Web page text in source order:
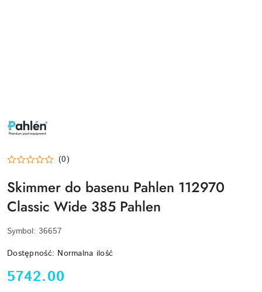
LOGO
(0)
Skimmer do basenu Pahlen 112970
Classic Wide 385 Pahlen
Symbol: 36657
Dostępność: Normalna ilość
cena:
5742.00